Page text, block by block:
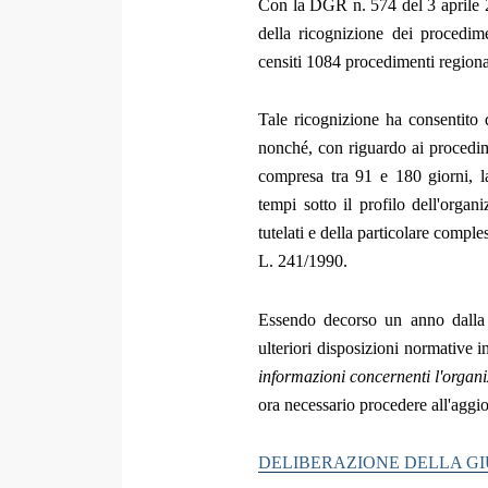
Con la DGR n. 574 del 3 aprile
della ricognizione dei
censiti 1084 procedimenti
Tale ricognizione ha
nonché, con riguardo ai
compresa tra 91 e 180 giorni,
tempi sotto il profilo
tutelati e della particolare
L. 241/1990.
Essendo decorso un anno
ulteriori disposizioni normative
informazioni concernenti
ora necessario procedere
DELIBERAZIONE DELLA